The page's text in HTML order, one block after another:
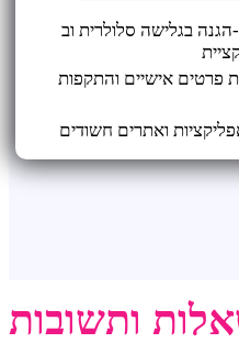
הגנה בגלישה סלולרית וב- WIFI בארץ ובחו"ל עם
פרטים אישיים והתקפות
ואתרים חשודים
ותשובות